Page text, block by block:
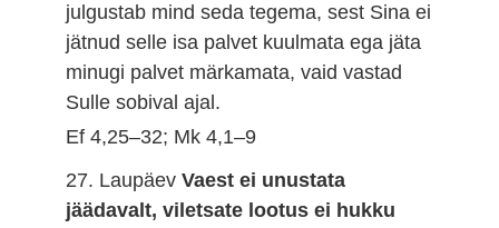
julgustab mind seda tegema, sest Sina ei
jätnud selle isa palvet kuulmata ega jäta
minugi palvet märkamata, vaid vastad
Sulle sobival ajal.
Ef 4,25–32; Mk 4,1–9
27. LaupäevVaest ei unustata
jäädavalt, viletsate lootus ei hukku